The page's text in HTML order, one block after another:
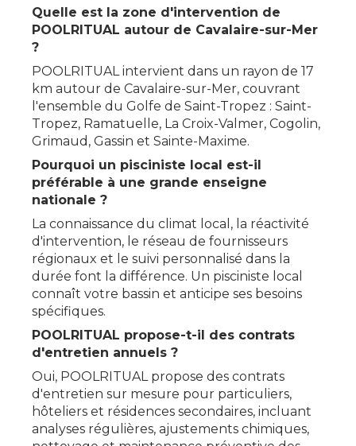
Quelle est la zone d'intervention de
POOLRITUAL autour de Cavalaire-sur-Mer
?
POOLRITUAL intervient dans un rayon de 17
km autour de Cavalaire-sur-Mer, couvrant
l'ensemble du Golfe de Saint-Tropez : Saint-
Tropez, Ramatuelle, La Croix-Valmer, Cogolin,
Grimaud, Gassin et Sainte-Maxime.
Pourquoi un pisciniste local est-il
préférable à une grande enseigne
nationale ?
La connaissance du climat local, la réactivité
d'intervention, le réseau de fournisseurs
régionaux et le suivi personnalisé dans la
durée font la différence. Un pisciniste local
connaît votre bassin et anticipe ses besoins
spécifiques.
POOLRITUAL propose-t-il des contrats
d'entretien annuels ?
Oui, POOLRITUAL propose des contrats
d'entretien sur mesure pour particuliers,
hôteliers et résidences secondaires, incluant
analyses régulières, ajustements chimiques,